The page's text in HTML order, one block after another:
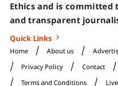
Ethics and is committed
and transparent
Quick Links
Home About us
Privacy Policy
Contact
Terms and Conditions